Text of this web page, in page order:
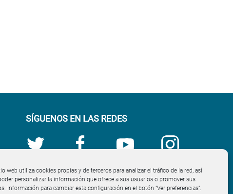
web utiliza cookies propias y de terceros para analizar el tráfico de la red, así
personalizar la información que ofrece a sus usuarios o promover sus
Información para cambiar esta configuración en el botón "Ver preferencias".
SÍGUENOS EN LAS REDES